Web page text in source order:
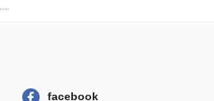
facebook